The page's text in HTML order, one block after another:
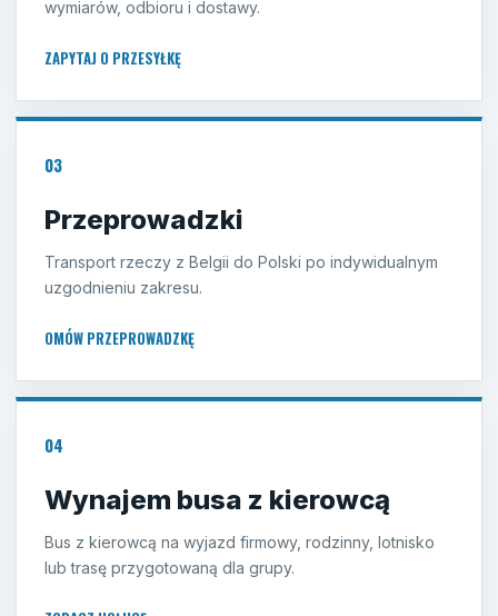
wymiarów, odbioru i dostawy.
ZAPYTAJ O PRZESYŁKĘ
03
Przeprowadzki
Transport rzeczy z Belgii do Polski po indywidualnym
uzgodnieniu zakresu.
OMÓW PRZEPROWADZKĘ
04
Wynajem busa z kierowcą
Bus z kierowcą na wyjazd firmowy, rodzinny, lotnisko
lub trasę przygotowaną dla grupy.